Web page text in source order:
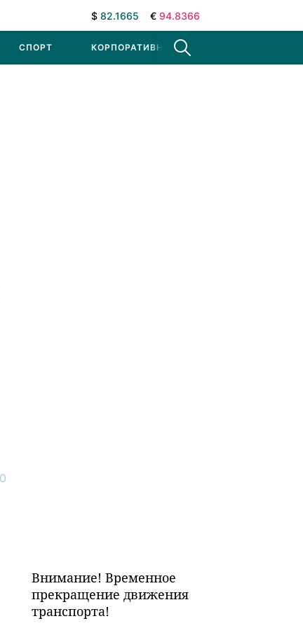
$ 82.1665 € 94.8366
СПОРТ КОРПОРАТИВНЫЕ НОВОСТИ
Внимание! Временное
прекращение движения
транспорта!